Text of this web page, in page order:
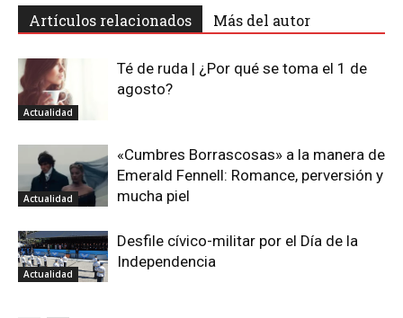
Artículos relacionados Más del autor
Actualidad
Té de ruda | ¿Por qué se toma el 1 de
agosto?
Actualidad
«Cumbres Borrascosas» a la manera de
Emerald Fennell: Romance, perversión y
mucha piel
Actualidad
Desfile cívico-militar por el Día de la
Independencia